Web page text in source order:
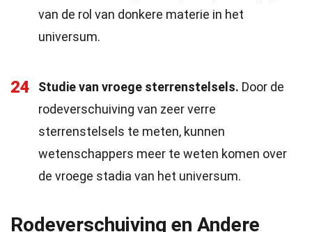
van de rol van donkere materie in het
universum.
24 Studie van vroege sterrenstelsels. Door de
rodeverschuiving van zeer verre
sterrenstelsels te meten, kunnen
wetenschappers meer te weten komen over
de vroege stadia van het universum.
Rodeverschuiving en Andere